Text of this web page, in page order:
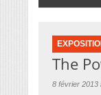
The
8 février 2013